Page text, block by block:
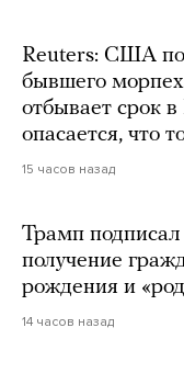
Reuters: США
бывшего
отбывает срок
опасается, что
15 часов назад
Трамп
получение
рождения и
14 часов назад